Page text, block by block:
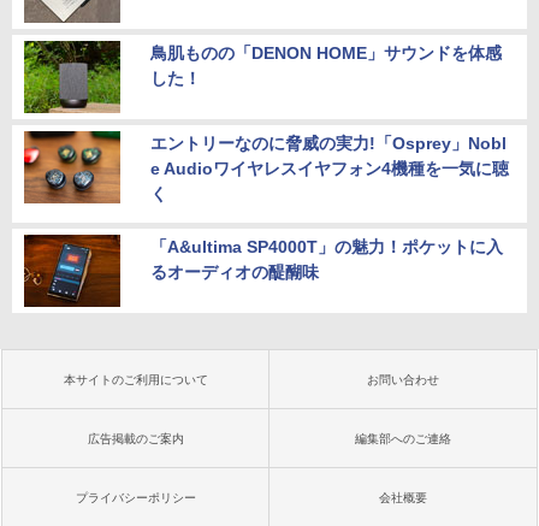
鳥肌ものの「DENON HOME」サウンドを体感
した！
エントリーなのに脅威の実力!「Osprey」Nobl
e Audioワイヤレスイヤフォン4機種を一気に聴
く
「A&ultima SP4000T」の魅力！ポケットに入
るオーディオの醍醐味
本サイトのご利用について お問い合わせ
広告掲載のご案内 編集部へのご連絡
プライバシーポリシー 会社概要